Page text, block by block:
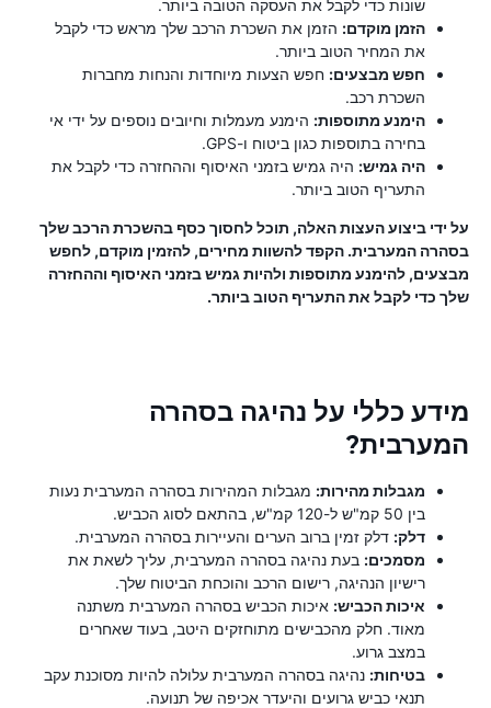
שונות כדי לקבל את העסקה הטובה ביותר.
הזמן מוקדם: הזמן את השכרת הרכב שלך מראש כדי לקבל
את המחיר הטוב ביותר.
חפש מבצעים: חפש הצעות מיוחדות והנחות מחברות
השכרת רכב.
הימנע מתוספות: הימנע מעמלות וחיובים נוספים על ידי אי
בחירה בתוספות כגון ביטוח ו-GPS.
היה גמיש: היה גמיש בזמני האיסוף וההחזרה כדי לקבל את
התעריף הטוב ביותר.
על ידי ביצוע העצות האלה, תוכל לחסוך כסף בהשכרת הרכב שלך
בסהרה המערבית. הקפד להשוות מחירים, להזמין מוקדם, לחפש
מבצעים, להימנע מתוספות ולהיות גמיש בזמני האיסוף וההחזרה
שלך כדי לקבל את התעריף הטוב ביותר.
מידע כללי על נהיגה בסהרה
המערבית?
מגבלות מהירות: מגבלות המהירות בסהרה המערבית נעות
בין 50 קמ"ש ל-120 קמ"ש, בהתאם לסוג הכביש.
דלק: דלק זמין ברוב הערים והעיירות בסהרה המערבית.
מסמכים: בעת נהיגה בסהרה המערבית, עליך לשאת את
רישיון הנהיגה, רישום הרכב והוכחת הביטוח שלך.
איכות הכביש: איכות הכביש בסהרה המערבית משתנה
מאוד. חלק מהכבישים מתוחזקים היטב, בעוד שאחרים
במצב גרוע.
בטיחות: נהיגה בסהרה המערבית עלולה להיות מסוכנת עקב
תנאי כביש גרועים והיעדר אכיפה של תנועה.